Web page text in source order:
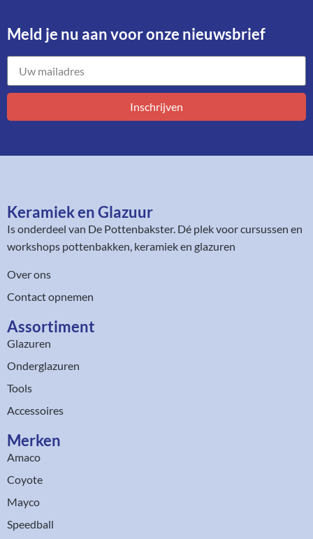
Meld je nu aan voor onze nieuwsbrief​
Inschrijven
Keramiek en Glazuur​
Is onderdeel van De Pottenbakster. Dé plek voor cursussen en
workshops pottenbakken, keramiek en glazuren
Over ons
Contact opnemen
Assortiment​
Glazuren
Onderglazuren
Tools
Accessoires
Merken
Amaco
Coyote
Mayco
Speedball